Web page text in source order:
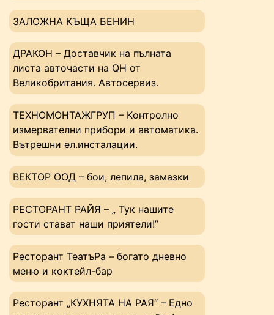
ЗАЛОЖНА КЪЩА БЕНИН
ДРАКОН – Доставчик на пълната
листа авточасти на QH от
Великобритания. Автосервиз.
ТЕХНОМОНТАЖГРУП – Kонтролно
измервателни прибори и автоматика.
Вътрешни ел.инсталации.
ВЕКТОР ООД – бои, лепила, замазки
РЕСТОРАНТ РАЙЯ – „ Тук нашите
гости стават наши приятели!”
Ресторант ТеатъРа – богато дневно
меню и коктейл-бар
Ресторант „КУХНЯТА НА РАЯ“ – Едно